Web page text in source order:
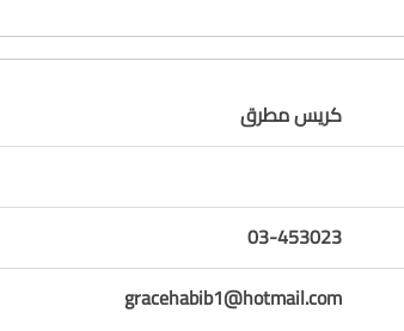
كريس مطرق
03-453023
gracehabib1@hotmail.com